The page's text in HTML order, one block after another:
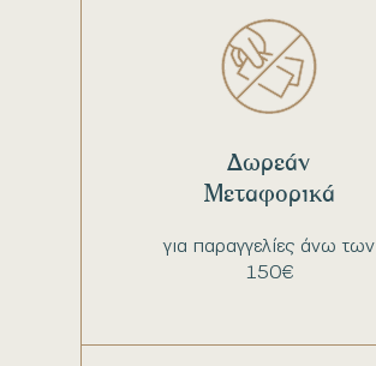
για παραγγελίες άνω των
150€
Δωρεάν
Μεταφορικά